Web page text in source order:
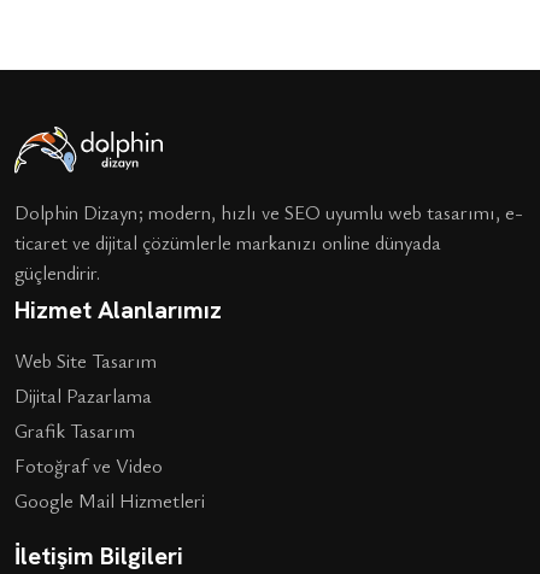
Dolphin Dizayn; modern, hızlı ve SEO uyumlu web tasarımı, e-
ticaret ve dijital çözümlerle markanızı online dünyada
güçlendirir.
Hizmet Alanlarımız
Web Site Tasarım
Dijital Pazarlama
Grafik Tasarım
Fotoğraf ve Video
Google Mail Hizmetleri
İletişim Bilgileri